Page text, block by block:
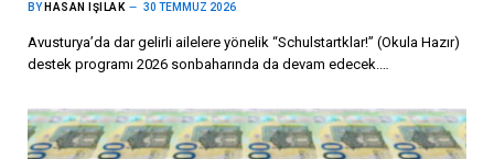
BY HASAN IŞILAK 30 TEMMUZ 2026
Avusturya’da dar gelirli ailelere yönelik “Schulstartklar!” (Okula Hazır)
destek programı 2026 sonbaharında da devam edecek.…